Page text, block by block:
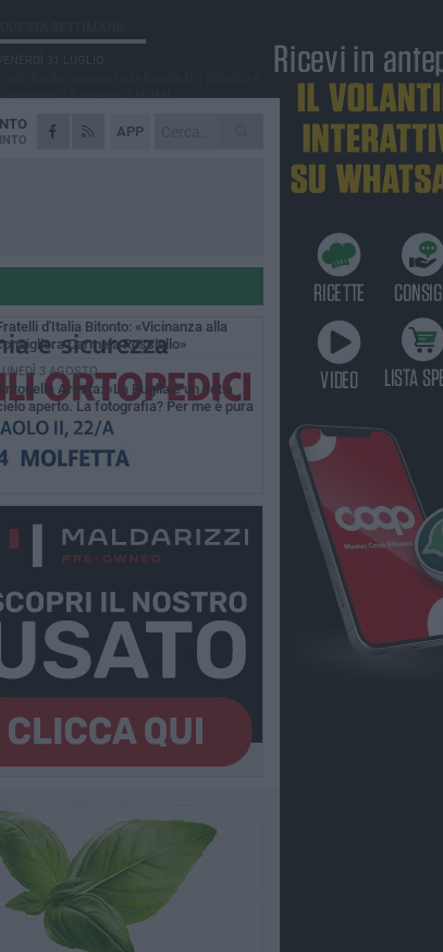
APP
13 arresti, I NOMI
4 AGOSTO
di bastoni fuggono con l'incasso,
a un euro", Comune chiama a
2 AGOSTO
d'Italia Bitonto: «Vicinanza alla
Carmela Rossiello»
3 AGOSTO
Aresta: «La Puglia è un set a
aperto. La fotografia? Per me è pura